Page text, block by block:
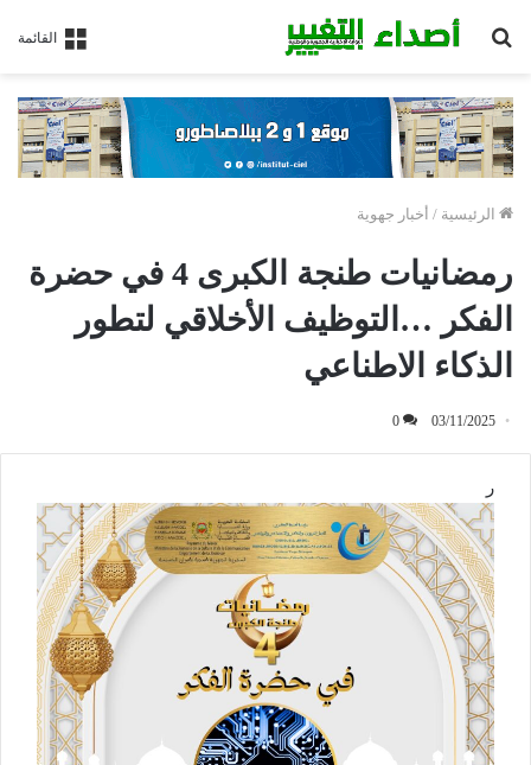
القائمة
الرئيسية / أخبار جهوية
رمضانيات طنجة الكبرى 4 في حضرة
الفكر …التوظيف الأخلاقي لتطور
الذكاء الاطناعي
03/11/2025
0
ر